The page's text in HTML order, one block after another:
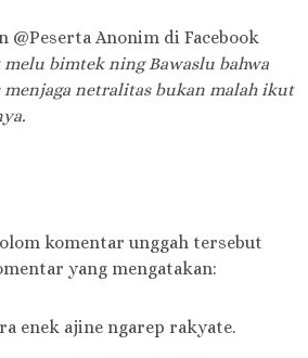
@Peserta Anonim di Facebook
melu bimtek ning Bawaslu bahwa
menjaga netralitas bukan malah ikut
komentar unggah tersebut
yang mengatakan:
enek ajine ngarep rakyate.